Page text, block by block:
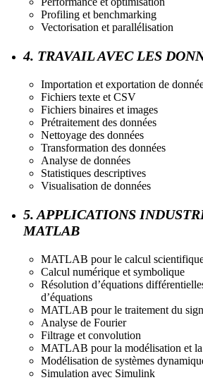
Profiling et benchmarking
Vectorisation et parallélisation
4. TRAVAIL AVEC LES
Importation et exportation de
Fichiers texte et CSV
Fichiers binaires et images
Prétraitement des données
Nettoyage des données
Transformation des données
Analyse de données
Statistiques descriptives
Visualisation de données
5. APPLICATIONS
MATLAB
MATLAB pour le calcul
Calcul numérique et symbolique
Résolution d’équations
d’équations
MATLAB pour le traitement du
Analyse de Fourier
Filtrage et convolution
MATLAB pour la modélisation et
Modélisation de systèmes
Simulation avec Simulink